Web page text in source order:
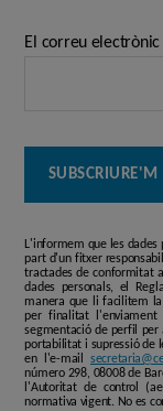
entrades
El correu
L'informem que les
part d'un fitxer
tractades de conformitat
dades personals, el
manera que li facilitem
per finalitat
segmentació de perfil per
portabilitat i supressió de
en l'e-mail
número 298, 08008 de
l'Autoritat de control
normativa vigent. No es